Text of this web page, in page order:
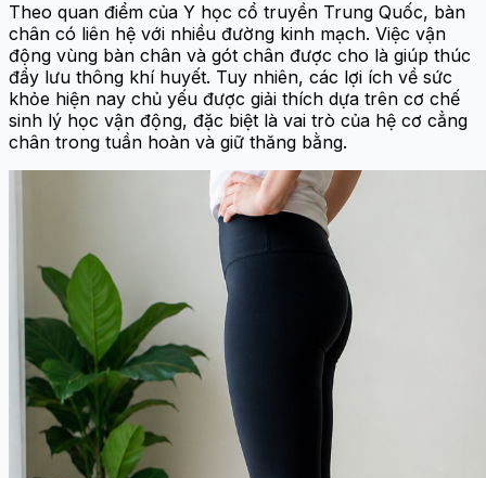
Theo quan điểm của Y học cổ truyền Trung Quốc, bàn
chân có liên hệ với nhiều đường kinh mạch. Việc vận
động vùng bàn chân và gót chân được cho là giúp thúc
đẩy lưu thông khí huyết. Tuy nhiên, các lợi ích về sức
khỏe hiện nay chủ yếu được giải thích dựa trên cơ chế
sinh lý học vận động, đặc biệt là vai trò của hệ cơ cẳng
chân trong tuần hoàn và giữ thăng bằng.